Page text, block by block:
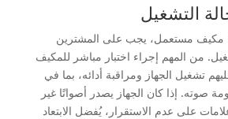
التشغيل
مكيف مستعمل، يجب على المشترين
من المهم إجراء اختبار مباشر للمكيف
تشغيل الجهاز ومراقبة أدائه، بما في
صوته. إذا كان الجهاز يصدر أصواتًا غير
على عدم الاستقرار، يُفضل الابتعاد